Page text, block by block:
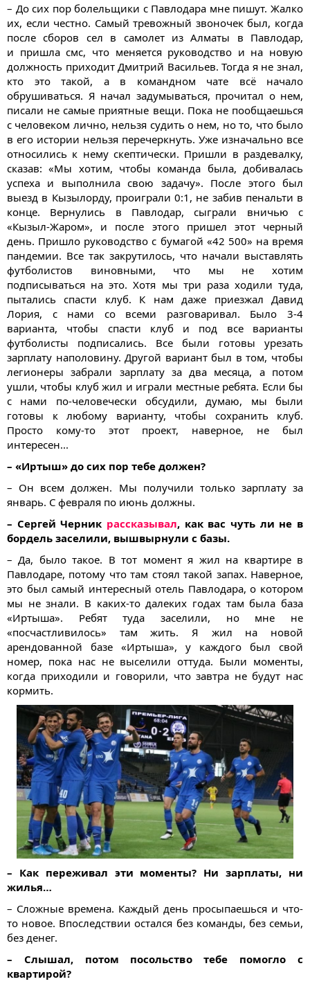
– До сих пор болельщики с Павлодара мне пишут. Жалко
их, если честно. Самый тревожный звоночек был, когда
после сборов сел в самолет из Алматы в Павлодар,
и пришла смс, что меняется руководство и на новую
должность приходит Дмитрий Васильев. Тогда я не знал,
кто это такой, а в командном чате всё начало
обрушиваться. Я начал задумываться, прочитал о нем,
писали не самые приятные вещи. Пока не пообщаешься
с человеком лично, нельзя судить о нем, но то, что было
в его истории нельзя перечеркнуть. Уже изначально все
относились к нему скептически. Пришли в раздевалку,
сказав: «Мы хотим, чтобы команда была, добивалась
успеха и выполнила свою задачу». После этого был
выезд в Кызылорду, проиграли 0:1, не забив пенальти в
конце. Вернулись в Павлодар, сыграли вничью с
«Кызыл-Жаром», и после этого пришел этот черный
день. Пришло руководство с бумагой «42 500» на время
пандемии. Все так закрутилось, что начали выставлять
футболистов виновными, что мы не хотим
подписываться на это. Хотя мы три раза ходили туда,
пытались спасти клуб. К нам даже приезжал Давид
Лория, с нами со всеми разговаривал. Было 3-4
варианта, чтобы спасти клуб и под все варианты
футболисты подписались. Все были готовы урезать
зарплату наполовину. Другой вариант был в том, чтобы
легионеры забрали зарплату за два месяца, а потом
ушли, чтобы клуб жил и играли местные ребята. Если бы
с нами по-человечески обсудили, думаю, мы были
готовы к любому варианту, чтобы сохранить клуб.
Просто кому-то этот проект, наверное, не был
интересен...
– «Иртыш» до сих пор тебе должен?
– Он всем должен. Мы получили только зарплату за
январь. С февраля по июнь должны.
– Сергей Черник рассказывал, как вас чуть ли не в
бордель заселили, вышвырнули с базы.
– Да, было такое. В тот момент я жил на квартире в
Павлодаре, потому что там стоял такой запах. Наверное,
это был самый интересный отель Павлодара, о котором
мы не знали. В каких-то далеких годах там была база
«Иртыша». Ребят туда заселили, но мне не
«посчастливилось» там жить. Я жил на новой
арендованной базе «Иртыша», у каждого был свой
номер, пока нас не выселили оттуда. Были моменты,
когда приходили и говорили, что завтра не будут нас
кормить.
– Как переживал эти моменты? Ни зарплаты, ни
жилья…
– Сложные времена. Каждый день просыпаешься и что-
то новое. Впоследствии остался без команды, без семьи,
без денег.
– Слышал, потом посольство тебе помогло с
квартирой?